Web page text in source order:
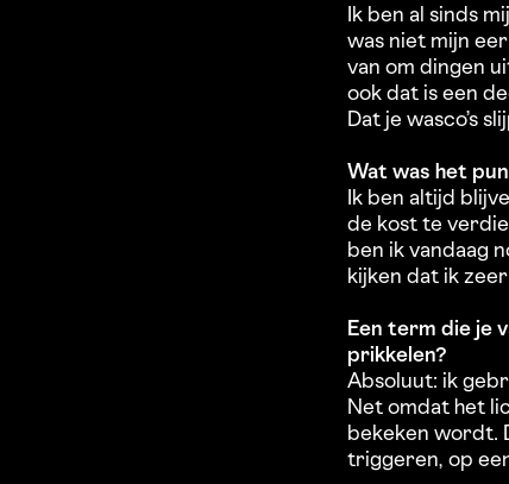
Ik ben al sinds
was niet mijn
van om dingen
ook dat is een
Dat je wasco’s
Wat was het
Ik ben altijd
de kost te
ben ik vandaag
kijken dat ik
Een term die je
prikkelen?
Absoluut: ik
Net omdat het
bekeken wordt.
triggeren, op